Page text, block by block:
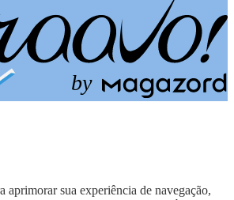
by
aprimorar sua experiência de navegação,